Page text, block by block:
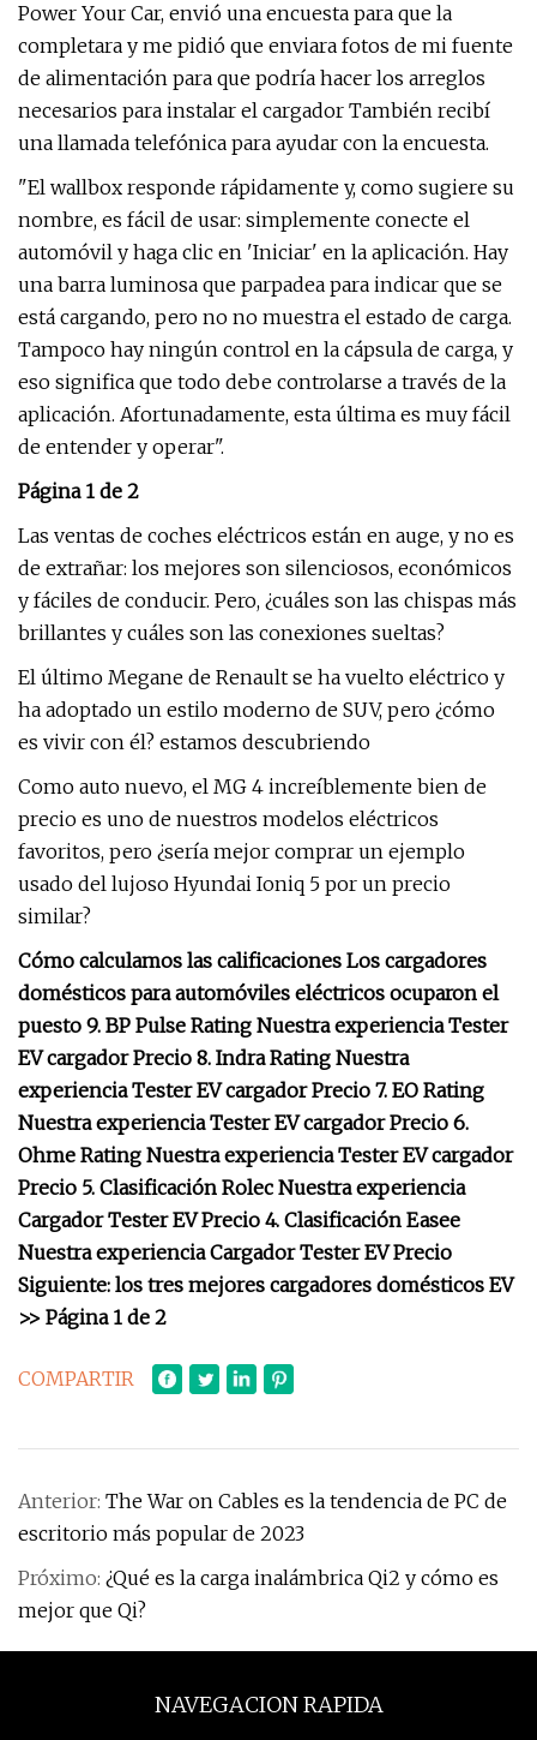
Power Your Car, envió una encuesta para que la
completara y me pidió que enviara fotos de mi fuente
de alimentación para que podría hacer los arreglos
necesarios para instalar el cargador También recibí
una llamada telefónica para ayudar con la encuesta.
"El wallbox responde rápidamente y, como sugiere su
nombre, es fácil de usar: simplemente conecte el
automóvil y haga clic en 'Iniciar' en la aplicación. Hay
una barra luminosa que parpadea para indicar que se
está cargando, pero no no muestra el estado de carga.
Tampoco hay ningún control en la cápsula de carga, y
eso significa que todo debe controlarse a través de la
aplicación. Afortunadamente, esta última es muy fácil
de entender y operar".
Página 1 de 2
Las ventas de coches eléctricos están en auge, y no es
de extrañar: los mejores son silenciosos, económicos
y fáciles de conducir. Pero, ¿cuáles son las chispas más
brillantes y cuáles son las conexiones sueltas?
El último Megane de Renault se ha vuelto eléctrico y
ha adoptado un estilo moderno de SUV, pero ¿cómo
es vivir con él? estamos descubriendo
Como auto nuevo, el MG 4 increíblemente bien de
precio es uno de nuestros modelos eléctricos
favoritos, pero ¿sería mejor comprar un ejemplo
usado del lujoso Hyundai Ioniq 5 por un precio
similar?
Cómo calculamos las calificaciones Los cargadores
domésticos para automóviles eléctricos ocuparon el
puesto 9. BP Pulse Rating Nuestra experiencia Tester
EV cargador Precio 8. Indra Rating Nuestra
experiencia Tester EV cargador Precio 7. EO Rating
Nuestra experiencia Tester EV cargador Precio 6.
Ohme Rating Nuestra experiencia Tester EV cargador
Precio 5. Clasificación Rolec Nuestra experiencia
Cargador Tester EV Precio 4. Clasificación Easee
Nuestra experiencia Cargador Tester EV Precio
Siguiente: los tres mejores cargadores domésticos EV
>> Página 1 de 2
COMPARTIR
Anterior: The War on Cables es la tendencia de PC de
escritorio más popular de 2023
Próximo: ¿Qué es la carga inalámbrica Qi2 y cómo es
mejor que Qi?
NAVEGACION RAPIDA